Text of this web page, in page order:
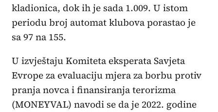
kladionica, dok ih je sada 1.009. U istom
periodu broj automat klubova porastao je
sa 97 na 155.
U izvještaju Komiteta eksperata Savjeta
Evrope za evaluaciju mjera za borbu protiv
pranja novca i finansiranja terorizma
(MONEYVAL) navodi se da je 2022. godine